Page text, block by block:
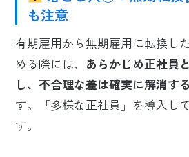
も注意
有期雇用から無期雇用に転換し
める際には、 あらかじめ正社員
し、不合理な差は確実に解消する
す。「多様な正社員」を導入し
す。